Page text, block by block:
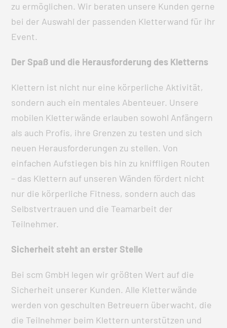
zu ermöglichen. Wir beraten unsere Kunden gerne
bei der Auswahl der passenden Kletterwand für ihr
Event.
Der Spaß und die Herausforderung des Kletterns
Klettern ist nicht nur eine körperliche Aktivität,
sondern auch ein mentales Abenteuer. Unsere
mobilen Kletterwände erlauben sowohl Anfängern
als auch Profis, ihre Grenzen zu testen und sich
neuen Herausforderungen zu stellen. Von
einfachen Aufstiegen bis hin zu kniffligen Routen
– das Klettern auf unseren Wänden fördert nicht
nur die körperliche Fitness, sondern auch das
Selbstvertrauen und die Teamarbeit der
Teilnehmer.
Sicherheit steht an erster Stelle
Bei scm GmbH legen wir größten Wert auf die
Sicherheit unserer Kunden. Alle Kletterwände
werden von geschulten Betreuern überwacht, die
die Teilnehmer beim Klettern unterstützen und